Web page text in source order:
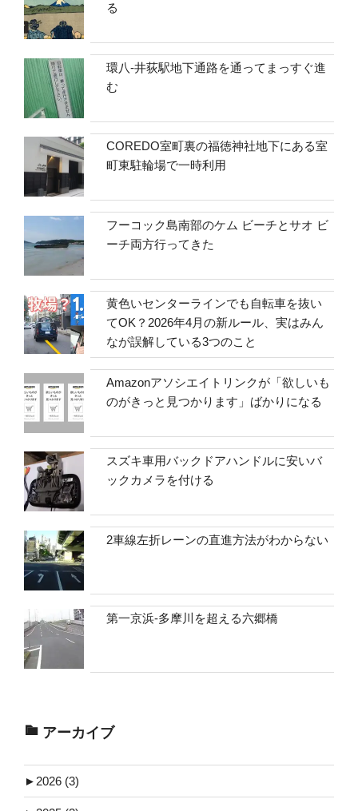
る
環八-井荻駅地下通路を通ってまっすぐ進
む
COREDO室町裏の福徳神社地下にある室
町東駐輪場で一時利用
フーコック島南部のケム ビーチとサオ ビ
ーチ両方行ってきた
黄色いセンターラインでも自転車を抜い
てOK？2026年4月の新ルール、実はみん
なが誤解している3つのこと
Amazonアソシエイトリンクが「欲しいも
のがきっと見つかります」ばかりになる
スズキ車用バックドアハンドルに安いバ
ックカメラを付ける
2車線左折レーンの直進方法がわからない
第一京浜-多摩川を超える六郷橋
アーカイブ
► 2026 (3)